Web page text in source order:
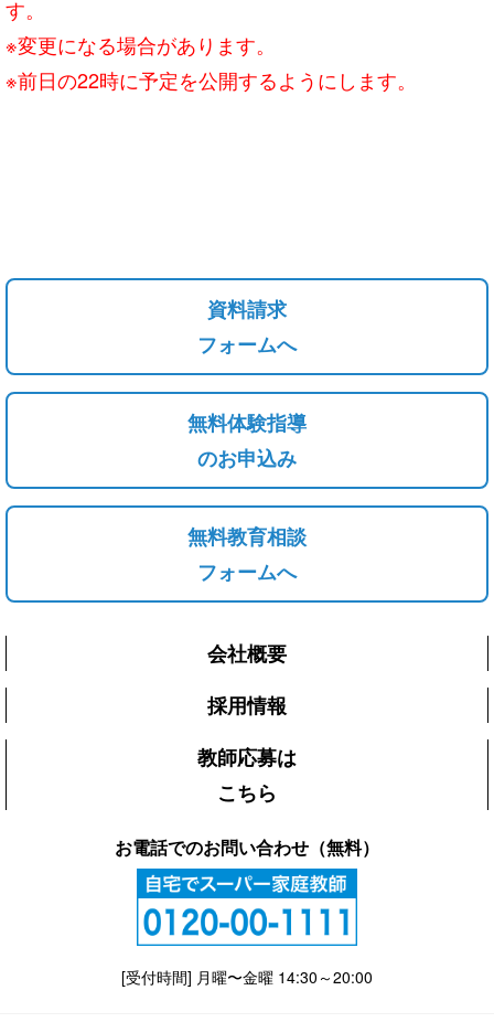
す。
※変更になる場合があります。
※前日の22時に予定を公開するようにします。
資料請求
フォームへ
無料体験指導
のお申込み
無料教育相談
フォームへ
会社概要
採用情報
教師応募は
こちら
お電話でのお問い合わせ（無料）
[受付時間] 月曜〜金曜 14:30～20:00